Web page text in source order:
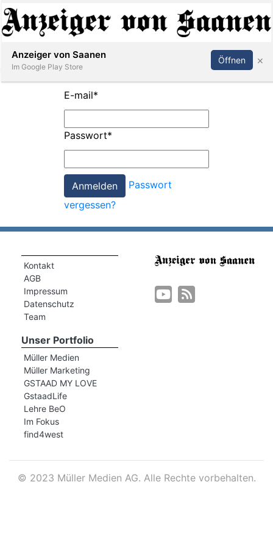
Abonnieren Anmelden
E-mail*
Passwort*
Passwort
vergessen?
Kontakt
AGB
Impressum
Datenschutz
Team
Unser Portfolio
Müller Medien
Müller Marketing
GSTAAD MY LOVE
GstaadLife
Lehre BeO
Im Fokus
find4west
© 2023 Müller Medien AG. Alle Rechte vorbehalten.
Anzeiger von Saanen
Im Google Play Store
Öffnen ×